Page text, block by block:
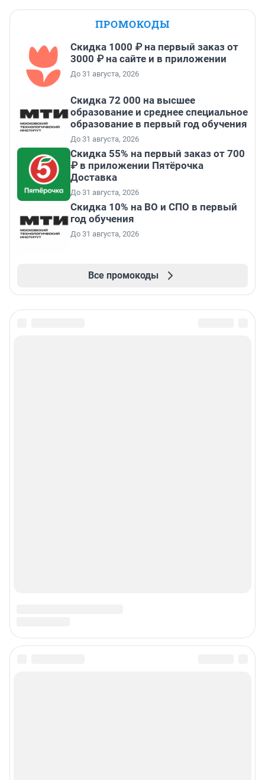
ПРОМОКОДЫ
Скидка 1000 ₽ на первый заказ от
3000 ₽ на сайте и в приложении
До 31 августа, 2026
Скидка 72 000 на высшее
образование и среднее специальное
образование в первый год обучения
До 31 августа, 2026
Скидка 55% на первый заказ от 700
₽ в приложении Пятёрочка
Доставка
До 31 августа, 2026
Скидка 10% на ВО и СПО в первый
год обучения
До 31 августа, 2026
Все промокоды